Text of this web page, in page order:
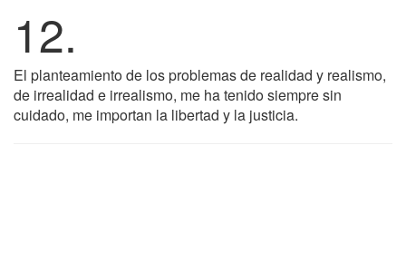
12.
El planteamiento de los problemas de realidad y realismo,
de irrealidad e irrealismo, me ha tenido siempre sin
cuidado, me importan la libertad y la justicia.